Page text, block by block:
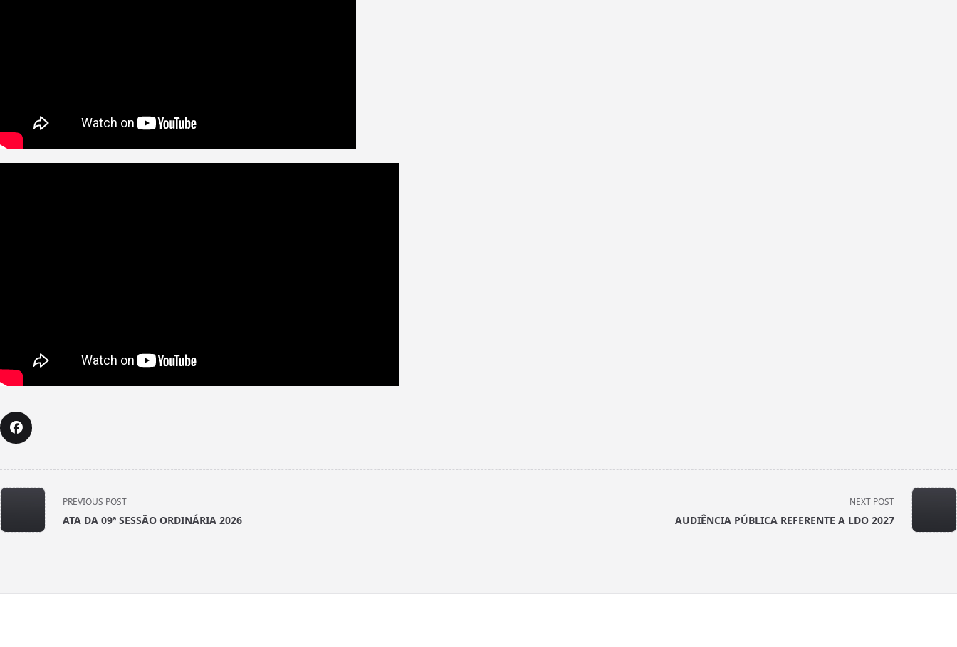
<span
class="nav-
subtitle
screen-
PREVIOUS POST
ATA DA 09ª SESSÃO ORDINÁRIA 2026
NEXT POST
AUDIÊNCIA PÚBLICA REFERENTE A LDO 2027